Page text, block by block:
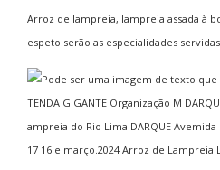
Arroz de lampreia, lampreia assada à
espeto serão as especialidades